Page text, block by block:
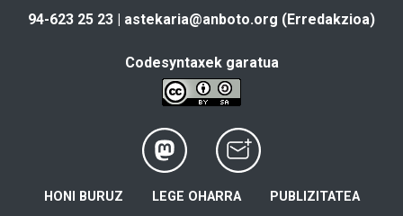
94-623 25 23 | astekaria@anboto.org (Erredakzioa)
Codesyntaxek garatua
HONI BURUZ LEGE OHARRA PUBLIZITATEA